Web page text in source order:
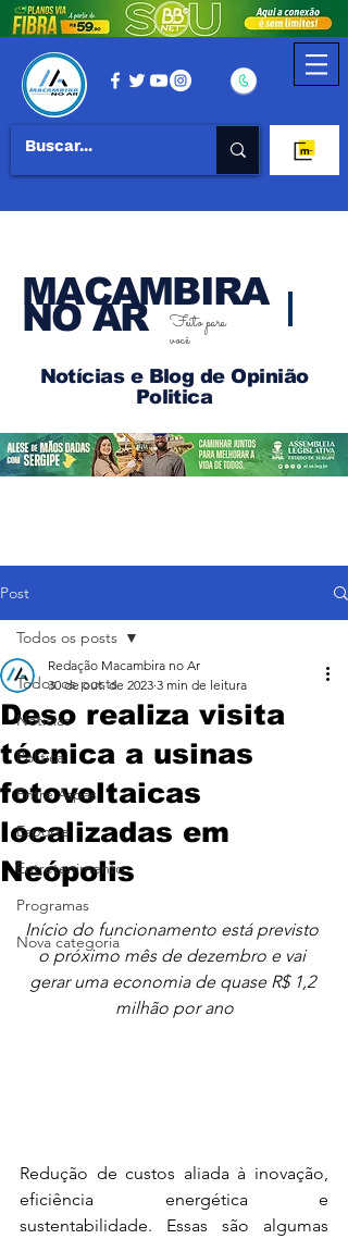
MACAMBIRA
NO AR
Feito para
você
Notícias e Blog de Opinião
Politica
Post
Todos os posts
Notícias
Política
Entre Aspas
Esporte
Entretenimento
Programas
Nova categoria
Todos os posts
Deso realiza visita
técnica a usinas
fotovoltaicas
localizadas em
Neópolis
Redação Macambira no Ar
30 de out. de 2023 3 min de leitura
Início do funcionamento está previsto
o próximo mês de dezembro e vai
gerar uma economia de quase R$ 1,2
milhão por ano
Redução de custos aliada à inovação,
eficiência energética e
sustentabilidade. Essas são algumas